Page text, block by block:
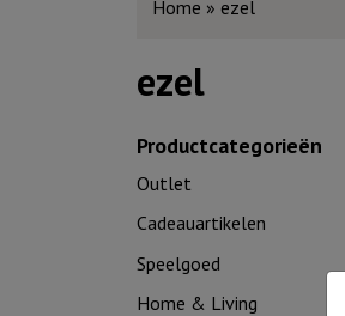
Home » ezel
ezel
Productcategorieën
Outlet
Cadeauartikelen
Speelgoed
Home & Living